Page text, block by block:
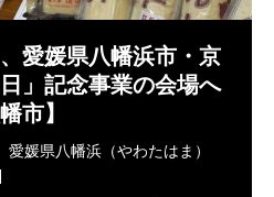
愛媛県八幡浜市・京
」記念事業の会場へ
市】
媛県八幡浜（やわたはま）